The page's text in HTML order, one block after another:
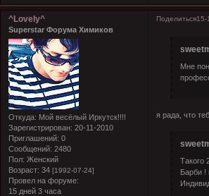
Поделиться15-
^Lovely^
Superstar Форума Химиков
Откуда: Мой весёлый Иркутск!!!!
Зарегистрирован: 20-11-2010
Приглашений: 0
Сообщений: 2480
Пол: Женский
Возраст: 34 [1992-07-24]
Провел на форуме:
15 дней 3 часа
Мне
я рада, что
Такого
Барби !